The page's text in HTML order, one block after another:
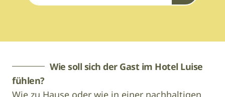
Wie soll sich der Gast im Hotel Luise
fühlen?
Wie zu Hause oder wie in einer nachhaltigen